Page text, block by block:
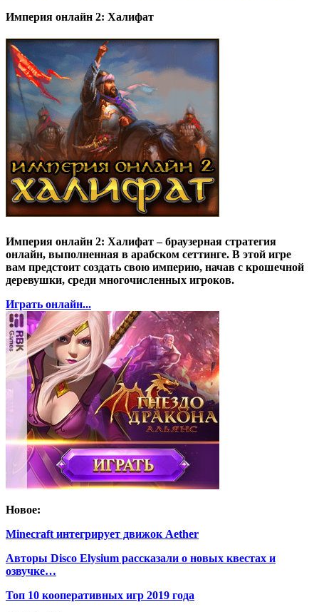
Империя онлайн 2: Халифат
Империя онлайн 2: Халифат – браузерная стратегия
онлайн, выполненная в арабском сеттинге. В этой игре
вам предстоит создать свою империю, начав с крошечной
деревушки, среди многочисленных игроков.
Играть онлайн...
Новое:
Minecraft интегрирует движок Aether
Авторы Disco Elysium рассказали о новых квестах и
озвучке…
Топ 10 кооперативных игр 2019 года